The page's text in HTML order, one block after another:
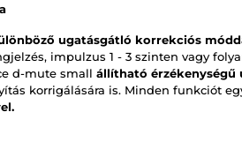
ugatásgátló korrekciós
impulzus 1 - 3 szinten vagy
d-mute small állítható érzékenységű
korrigálására is. Minden funkciót